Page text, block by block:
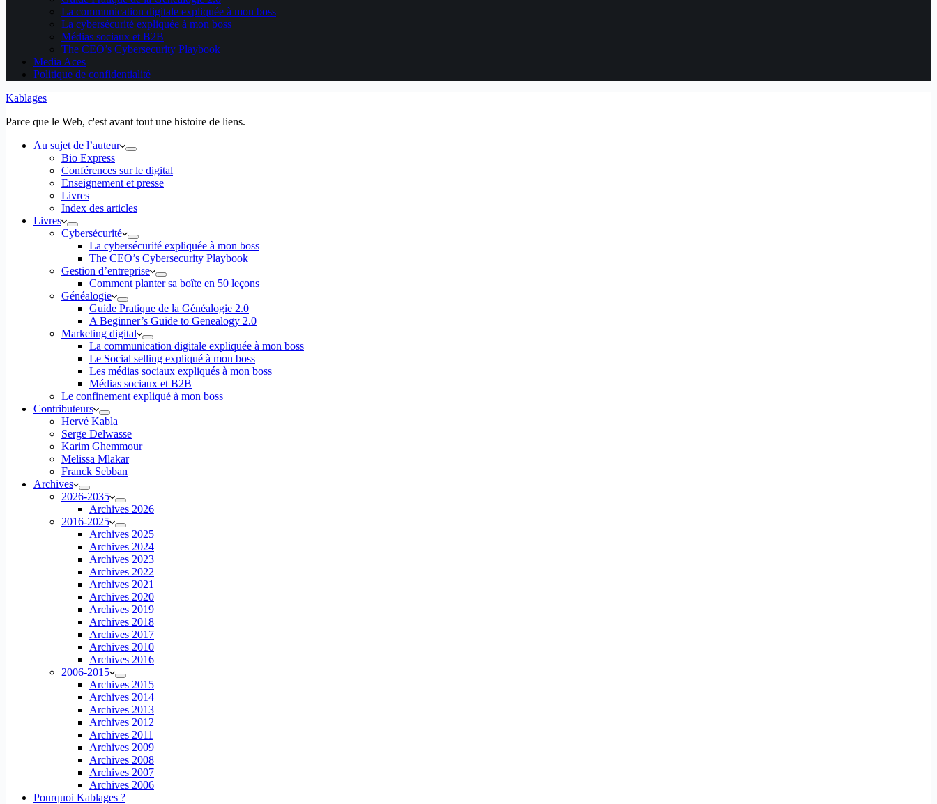
La communication digitale expliquée à mon boss
La cybersécurité expliquée à mon boss
Médias sociaux et B2B
The CEO’s Cybersecurity Playbook
Media Aces
Politique de confidentialité
Kablages
Parce que le Web, c'est avant tout une histoire de liens.
Au sujet de l’auteur
Bio Express
Conférences sur le digital
Enseignement et presse
Livres
Index des articles
Livres
Cybersécurité
La cybersécurité expliquée à mon boss
The CEO’s Cybersecurity Playbook
Gestion d’entreprise
Comment planter sa boîte en 50 leçons
Généalogie
Guide Pratique de la Généalogie 2.0
A Beginner’s Guide to Genealogy 2.0
Marketing digital
La communication digitale expliquée à mon boss
Le Social selling expliqué à mon boss
Les médias sociaux expliqués à mon boss
Médias sociaux et B2B
Le confinement expliqué à mon boss
Contributeurs
Hervé Kabla
Serge Delwasse
Karim Ghemmour
Melissa Mlakar
Franck Sebban
Archives
2026-2035
Archives 2026
2016-2025
Archives 2025
Archives 2024
Archives 2023
Archives 2022
Archives 2021
Archives 2020
Archives 2019
Archives 2018
Archives 2017
Archives 2010
Archives 2016
2006-2015
Archives 2015
Archives 2014
Archives 2013
Archives 2012
Archives 2011
Archives 2009
Archives 2008
Archives 2007
Archives 2006
Pourquoi Kablages ?